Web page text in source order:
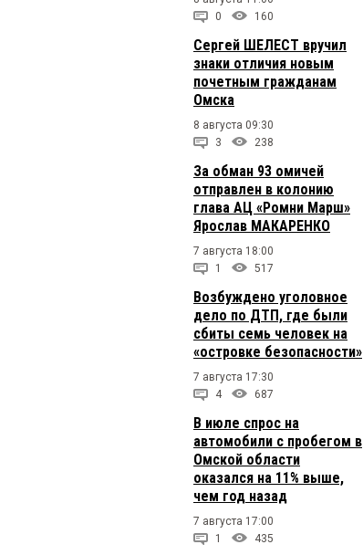
0
160
Сергей ШЕЛЕСТ вручил
знаки отличия новым
почетным гражданам
Омска
8 августа 09:30
3
238
За обман 93 омичей
отправлен в колонию
глава АЦ «Ромни Марш»
Ярослав МАКАРЕНКО
7 августа 18:00
1
517
Возбуждено уголовное
дело по ДТП, где были
сбиты семь человек на
«островке безопасности»
7 августа 17:30
4
687
В июле спрос на
автомобили с пробегом в
Омской области
оказался на 11% выше,
чем год назад
7 августа 17:00
1
435